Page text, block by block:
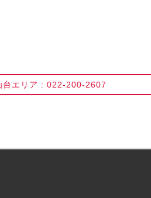
台エリア : 022-200-2607